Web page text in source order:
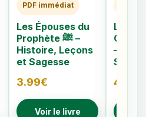
PDF immédiat
Les Épouses du
Prophète ﷺ –
Histoire, Leçons
et Sagesse
3.99€
Voir le livre
Les
–
4.79